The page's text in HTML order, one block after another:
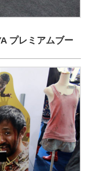
プレミアムブー